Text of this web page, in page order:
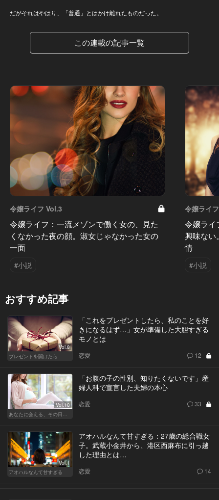
だがそれはやはり、「普通」とはかけ離れたものだった。
この連載の記事一覧
令嬢ライフ Vol.3
令嬢ライフ：一流メゾンで働く女の、見た
くなかった夜の顔。淑女じゃなかった女の
一面
#小説
令嬢ライ
令嬢ライ
興味ない
情
#小説
おすすめ記事
Vol.8
プレゼントを開けたら
「これをプレゼントしたら、私のことを好
きになるはず…」女が準備した大胆すぎる
モノとは
恋愛 12
Vol.10
あなたに会える、その日まで
「お腹の子の性別、知りたくないです」産
婦人科で宣言した夫婦の本心
恋愛 33
Vol.1
アオハルなんて甘すぎる
アオハルなんて甘すぎる：27歳の総合職女
子。武蔵小金井から、港区西麻布に引っ越
した理由とは…
恋愛 14